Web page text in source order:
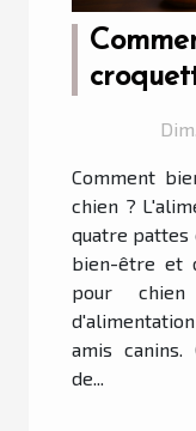
Comment
chien ?
quatre pattes
bien-être et
pour
amis canins.
de...